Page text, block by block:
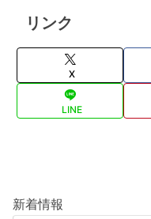
リンク
X
LINE
新着情報